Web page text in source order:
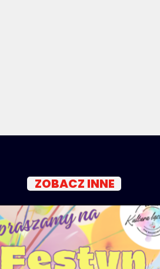
ZOBACZ INNE